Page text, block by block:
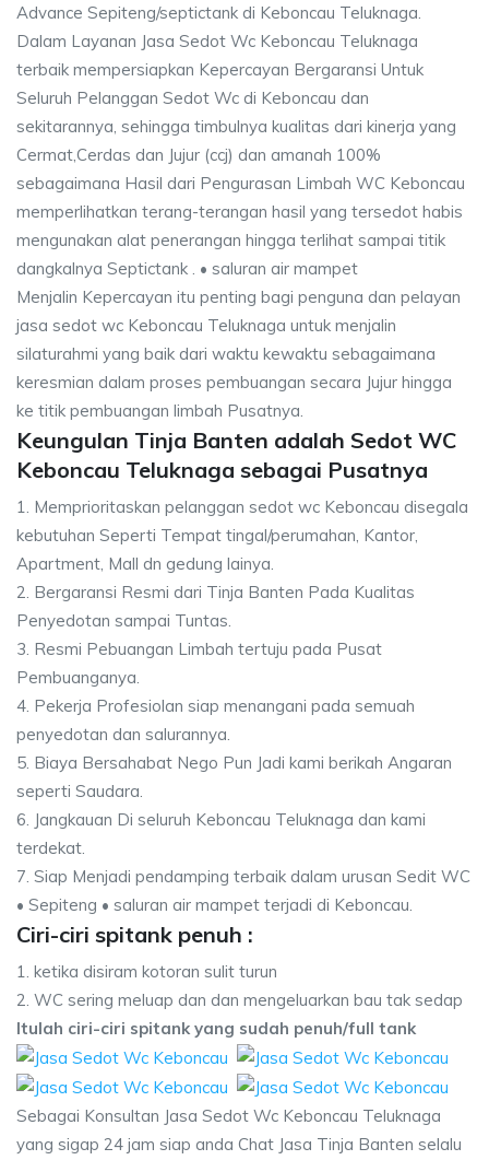
Advance Sepiteng/septictank di Keboncau Teluknaga.
Dalam Layanan Jasa Sedot Wc Keboncau Teluknaga
terbaik mempersiapkan Kepercayan Bergaransi Untuk
Seluruh Pelanggan Sedot Wc di Keboncau dan
sekitarannya, sehingga timbulnya kualitas dari kinerja yang
Cermat,Cerdas dan Jujur (ccj) dan amanah 100%
sebagaimana Hasil dari Pengurasan Limbah WC Keboncau
memperlihatkan terang-terangan hasil yang tersedot habis
mengunakan alat penerangan hingga terlihat sampai titik
dangkalnya Septictank . • saluran air mampet
Menjalin Kepercayan itu penting bagi penguna dan pelayan
jasa sedot wc Keboncau Teluknaga untuk menjalin
silaturahmi yang baik dari waktu kewaktu sebagaimana
keresmian dalam proses pembuangan secara Jujur hingga
ke titik pembuangan limbah Pusatnya.
Keungulan Tinja Banten adalah Sedot WC
Keboncau Teluknaga sebagai Pusatnya
1. Memprioritaskan pelanggan sedot wc Keboncau disegala
kebutuhan Seperti Tempat tingal/perumahan, Kantor,
Apartment, Mall dn gedung lainya.
2. Bergaransi Resmi dari Tinja Banten Pada Kualitas
Penyedotan sampai Tuntas.
3. Resmi Pebuangan Limbah tertuju pada Pusat
Pembuanganya.
4. Pekerja Profesiolan siap menangani pada semuah
penyedotan dan salurannya.
5. Biaya Bersahabat Nego Pun Jadi kami berikah Angaran
seperti Saudara.
6. Jangkauan Di seluruh Keboncau Teluknaga dan kami
terdekat.
7. Siap Menjadi pendamping terbaik dalam urusan Sedit WC
• Sepiteng • saluran air mampet terjadi di Keboncau.
Ciri-ciri spitank penuh :
1. ketika disiram kotoran sulit turun
2. WC sering meluap dan dan mengeluarkan bau tak sedap
Itulah ciri-ciri spitank yang sudah penuh/full tank
Sebagai Konsultan Jasa Sedot Wc Keboncau Teluknaga
yang sigap 24 jam siap anda Chat Jasa Tinja Banten selalu